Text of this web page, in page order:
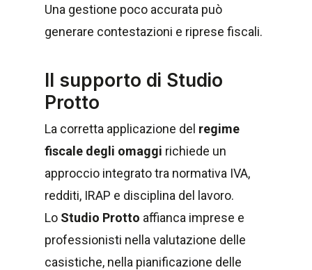
Una gestione poco accurata può
generare contestazioni e riprese fiscali.
Il supporto di Studio
Protto
La corretta applicazione del regime
fiscale degli omaggi richiede un
approccio integrato tra normativa IVA,
redditi, IRAP e disciplina del lavoro.
Lo Studio Protto affianca imprese e
professionisti nella valutazione delle
casistiche, nella pianificazione delle